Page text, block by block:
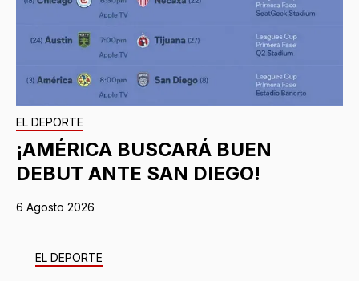
EL DEPORTE
¡AMÉRICA BUSCARÁ BUEN
DEBUT ANTE SAN DIEGO!
6 Agosto 2026
EL DEPORTE